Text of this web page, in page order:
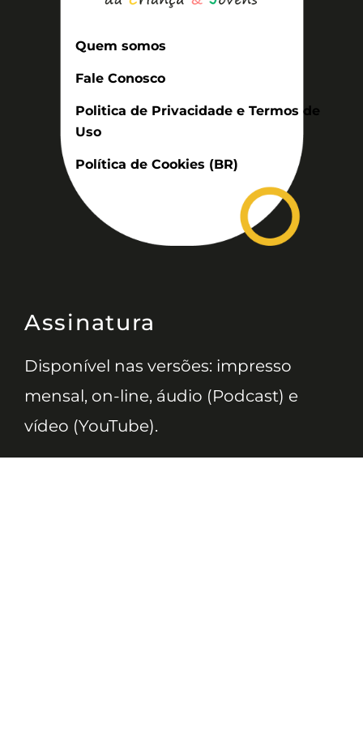
Quem somos
Fale Conosco
Politica de Privacidade e Termos de
Uso
Política de Cookies (BR)
Assinatura
Disponível nas versões: impresso
mensal, on-line, áudio (Podcast) e
vídeo (YouTube).